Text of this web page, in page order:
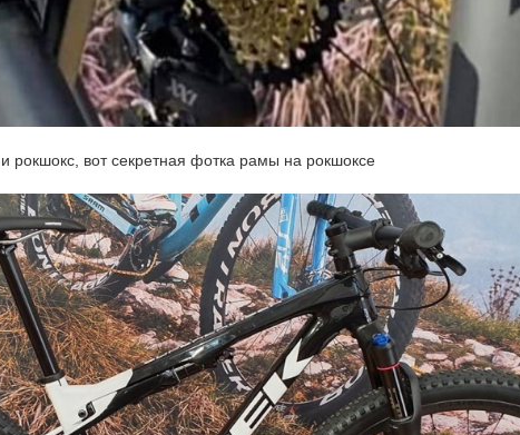
рокшокс, вот секретная фотка рамы на рокшоксе